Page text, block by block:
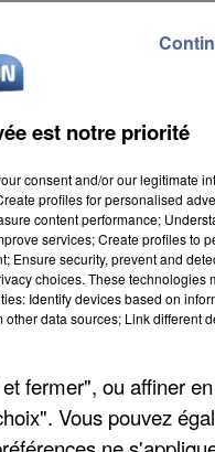
est notre priorité
consent and/or our legitimate
profiles for personalised
content performance;
services; Create profiles to
Ensure security, prevent and
choices. These technologies
Identify devices based on
data sources; Link different
fermer", ou affiner
Vous pouvez